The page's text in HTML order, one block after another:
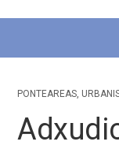
PONTEAREAS,